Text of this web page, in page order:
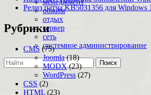
менеджмент
обжим
отдых
сервер
сеть
системное администрирование
Поиск
Релиз патча KB5031356 для Windows
Рубрики
CMS (75)
Joomla(18)
MODX(23)
WordPress (27)
CSS (2)
HTML (23)